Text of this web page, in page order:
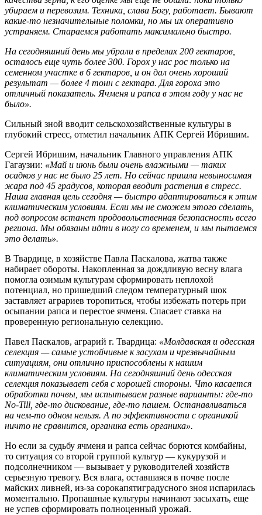
убираем и перевозим. Техника, слава Богу, работает. Бывают
какие-то незначительные поломки, но мы их оперативно
устраняем. Стараемся работать максимально быстро.
На сегодняшний день мы убрали в пределах 200 гектаров,
осталось еще чуть более 300. Горох у нас рос только на
семенном участке в 6 гектаров, и он дал очень хороший
результат — более 4 тонн с гектара. Для гороха это
отличный показатель. Ячменя и рапса в этом году у нас не
было».
Сильный зной вводит сельскохозяйственные культуры в
глубокий стресс, отметил начальник АПК Сергей Ибришим.
Сергей Ибришим, начальник Главного управления АПК
Гагаузии: «Май и июнь были очень влажными — таких
осадков у нас не было 25 лет. Но сейчас пришла невыносимая
жара под 45 градусов, которая вводит растения в стресс.
Наша главная цель сегодня — быстро адаптироваться к этим
климатическим условиям. Если мы не сможем этого сделать,
под вопросом встанет продовольственная безопасность всего
региона. Мы обязаны идти в ногу со временем, и мы пытаемся
это делать».
В Твардице, в хозяйстве Павла Паскалова, жатва также
набирает обороты. Накопленная за дождливую весну влага
помогла озимым культурам сформировать неплохой
потенциал, но пришедший следом температурный шок
заставляет аграриев торопиться, чтобы избежать потерь при
осыпании рапса и перестое ячменя. Спасает ставка на
проверенную региональную селекцию.
Павел Паскалов, аграрий г. Твардица: «Молдавская и одесская
селекция — самые устойчивые к засухам и чрезвычайным
ситуациям, они отлично приспособлены к нашим
климатическим условиям. На сегодняшний день одесская
селекция показывает себя с хорошей стороны. Что касается
обработки почвы, мы испытываем разные варианты: где-то
No-Till, где-то дискование, где-то пашем. Останавливаться
на чем-то одном нельзя. А по эффективности с органикой
ничто не сравнится, органика есть органика».
Но если за судьбу ячменя и рапса сейчас борются комбайны,
то ситуация со второй группой культур — кукурузой и
подсолнечником — вызывает у руководителей хозяйств
серьезную тревогу. Вся влага, оставшаяся в почве после
майских ливней, из-за сорокапятиградусного зноя испарилась
моментально. Пропашные культуры начинают засыхать, еще
не успев сформировать полноценный урожай.